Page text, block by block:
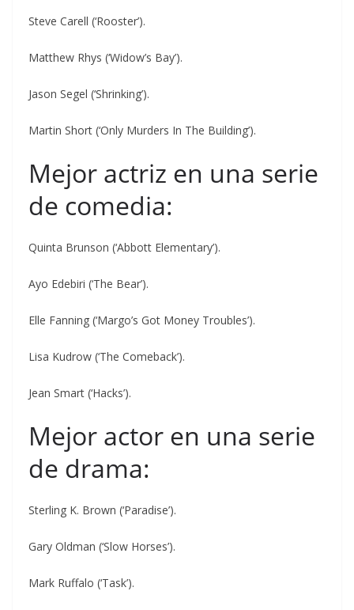
Steve Carell (‘Rooster’).
Matthew Rhys (‘Widow’s Bay’).
Jason Segel (‘Shrinking’).
Martin Short (‘Only Murders In The Building’).
Mejor actriz en una serie
de comedia:
Quinta Brunson (‘Abbott Elementary’).
Ayo Edebiri (‘The Bear’).
Elle Fanning (‘Margo’s Got Money Troubles’).
Lisa Kudrow (‘The Comeback’).
Jean Smart (‘Hacks’).
Mejor actor en una serie
de drama:
Sterling K. Brown (‘Paradise’).
Gary Oldman (‘Slow Horses’).
Mark Ruffalo (‘Task’).